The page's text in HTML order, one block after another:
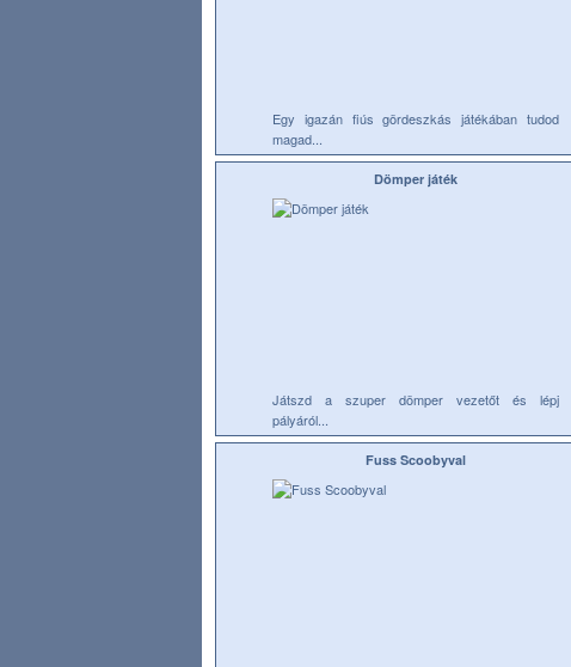
Egy igazán fiús gördeszkás játékában tudod
magad...
Dömper játék
Játszd a szuper dömper vezetőt és lépj
pályáról...
Fuss Scoobyval